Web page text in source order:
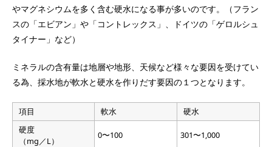
やマグネシウムを多く含む硬水になる事が多いのです。（フラン
スの「エビアン」や「コントレックス」、ドイツの「ゲロルシュ
タイナー」など）
ミネラルの含有量は地層や地形、天候など様々な要因を受けてい
る為、採水地が軟水と硬水を作りだす要因の１つとなります。
項目 軟水
硬水
硬度
（mg／L）
0〜100 301〜1,000